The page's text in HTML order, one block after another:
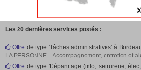
Les 20 dernières services postés :
Offre de type 'Tâches administratives' à
LA PERSONNE – Accompagnement, entretien et
Offre de type 'Dépannage (info, serrurerie,